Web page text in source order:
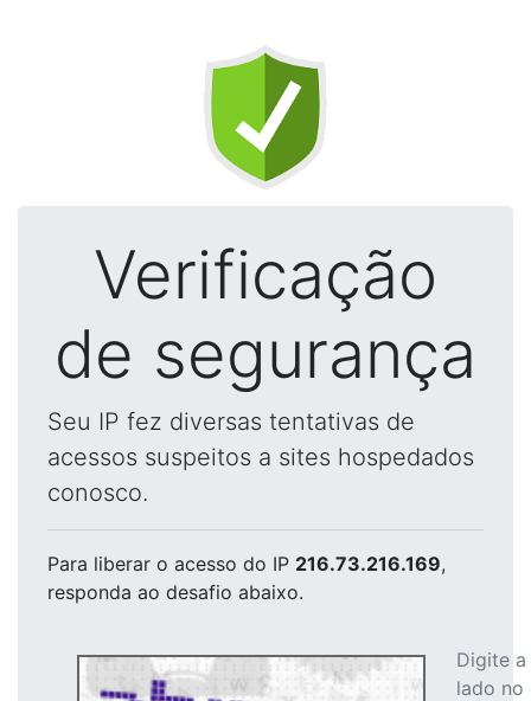
Verificação
de segurança
Seu IP fez diversas tentativas de
acessos suspeitos a sites hospedados
conosco.
Para liberar o acesso do IP 216.73.216.169,
responda ao desafio abaixo.
Digite
lado no